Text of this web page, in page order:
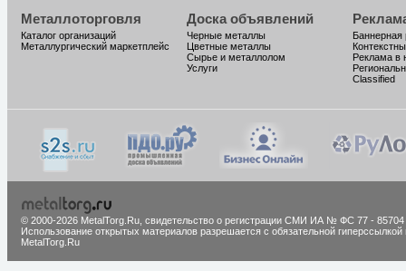
Металлоторговля
Каталог организаций
Металлургический маркетплейс
Доска объявлений
Черные металлы
Цветные металлы
Сырье и металлолом
Услуги
Баннерная
Реклама в
Classified
© 2000-2026 MetalTorg.Ru, cвидетельство о регистрации СМИ ИА № ФС 77 - 85704
Использование открытых материалов разрешается с обязательной гиперссылкой
MetalTorg.Ru